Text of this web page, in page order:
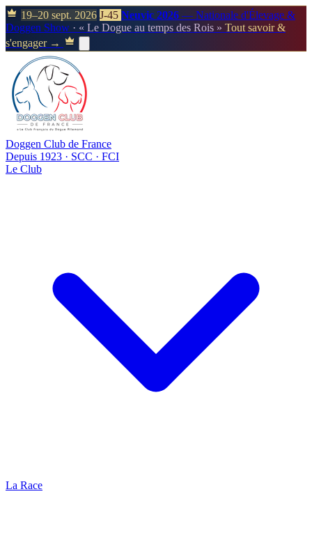
19–20 sept. 2026 J-45 Neuvic 2026 — Nationale d'Élevage &
Doggen Show · « Le Dogue au temps des Rois » Tout savoir &
s'engager →
Doggen Club de France
Depuis 1923 · SCC · FCI
Le Club
La Race